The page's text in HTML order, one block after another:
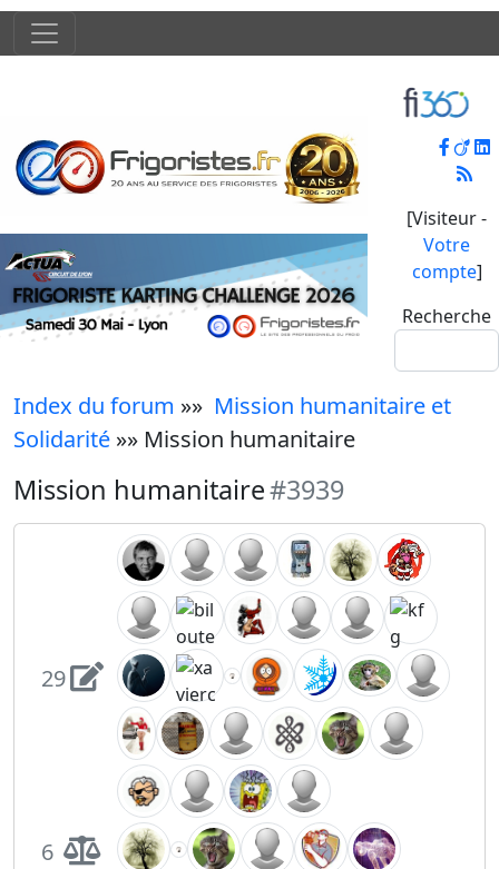
[Visiteur -
Votre
compte]
Recherche
Index du forum »» Mission humanitaire et
Solidarité »» Mission humanitaire
Mission humanitaire#3939
29
6